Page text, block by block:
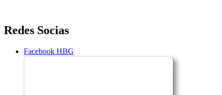
Saltar
para
conteúdo
Redes Socias
Facebook HBG